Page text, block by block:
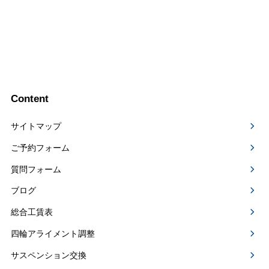
Content
サイトマップ
ご予約フォーム
質問フォーム
ブログ
総合工賃表
四輪アライメント調整
サスペンション交換